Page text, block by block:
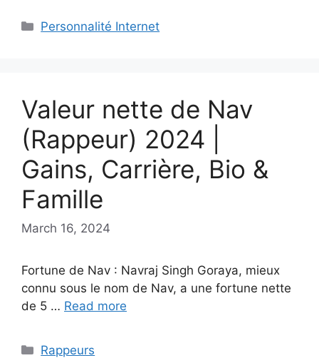
Categories
Personnalité Internet
Valeur nette de Nav
(Rappeur) 2024 |
Gains, Carrière, Bio &
Famille
March 16, 2024
Fortune de Nav : Navraj Singh Goraya, mieux
connu sous le nom de Nav, a une fortune nette
de 5 … Read more
Categories
Rappeurs